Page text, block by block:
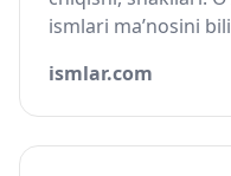
ismlari ma’nosini
ismlar.com